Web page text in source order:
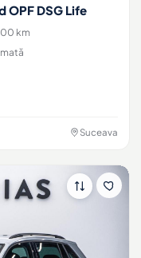
OPF DSG Life
km
Suceava